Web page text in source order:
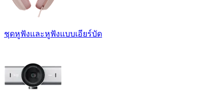
ชุดหูฟังและหูฟังแบบเอียร์บัด